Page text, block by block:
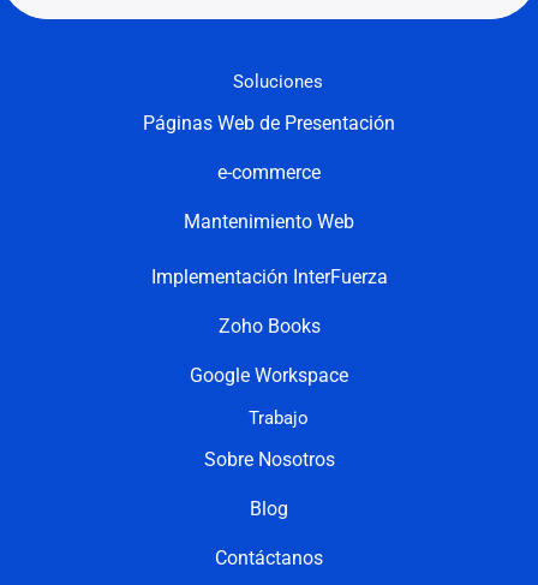
Soluciones
Páginas Web de Presentación
e-commerce
Mantenimiento Web
Implementación InterFuerza
Zoho Books
Google Workspace
Trabajo
Sobre Nosotros
Blog
Contáctanos